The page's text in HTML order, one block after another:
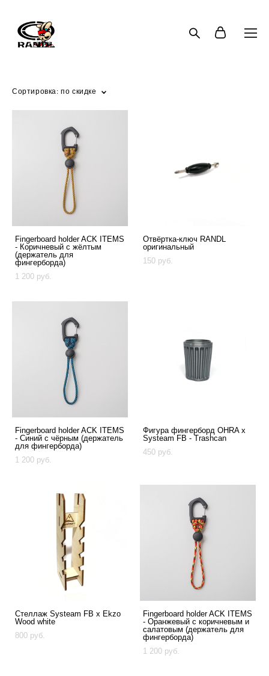
Сортировка: по скидке
Fingerboard holder ACK ITEMS
- Коричневый с жёлтым
(держатель для
фингерборда)
1 200 pуб.
Отвёртка-ключ RANDL
оригинальный
150 pуб.
Fingerboard holder ACK ITEMS
- Синий с чёрным (держатель
для фингерборда)
1 200 pуб.
Фигура фингерборд OHRA x
Systeam FB - Trashcan
450 pуб.
Стеллаж Systeam FB x Ekzo
Wood white
800 pуб.
Fingerboard holder ACK ITEMS
- Оранжевый с коричневым и
салатовым (держатель для
фингерборда)
1 200 pуб.